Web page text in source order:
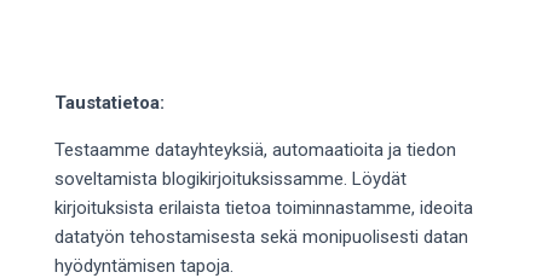
Taustatietoa:
Testaamme datayhteyksiä, automaatioita ja tiedon
soveltamista blogikirjoituksissamme. Löydät
kirjoituksista erilaista tietoa toiminnastamme, ideoita
datatyön tehostamisesta sekä monipuolisesti datan
hyödyntämisen tapoja.